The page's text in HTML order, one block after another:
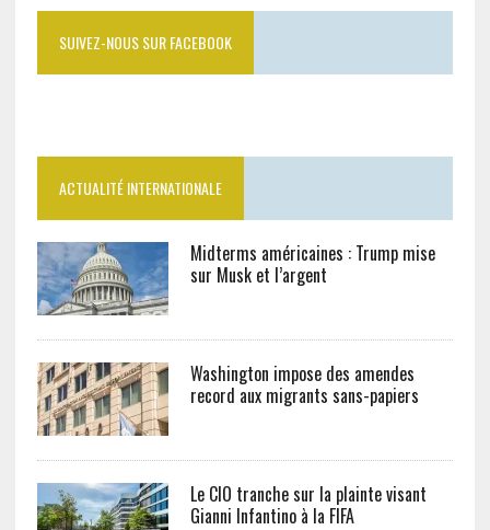
SUIVEZ-NOUS SUR FACEBOOK
ACTUALITÉ INTERNATIONALE
Midterms américaines : Trump mise
sur Musk et l’argent
Washington impose des amendes
record aux migrants sans-papiers
Le CIO tranche sur la plainte visant
Gianni Infantino à la FIFA